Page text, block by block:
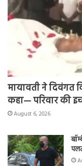
मायावती ने दिवंगत
कहा— परिवार की
August 6, 2026